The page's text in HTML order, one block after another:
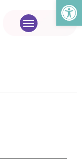
Abrir